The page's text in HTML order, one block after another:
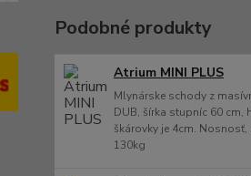
Podobné produkty
Atrium MINI PLUS
Mlynárske schody z
DUB, šírka stupníc 60 cm,
škárovky je 4cm.
130kg